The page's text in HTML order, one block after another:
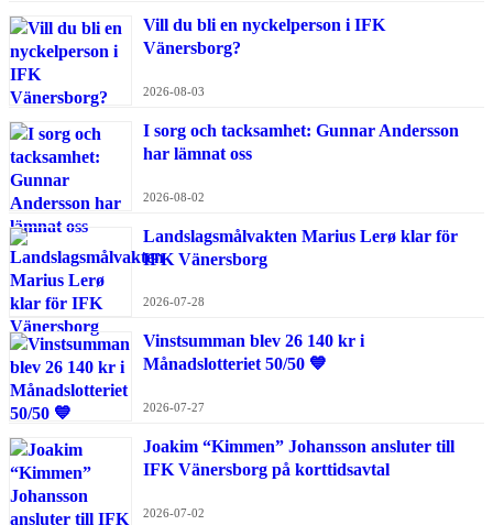
Vill du bli en nyckelperson i IFK
Vänersborg?
2026-08-03
I sorg och tacksamhet: Gunnar Andersson
har lämnat oss
2026-08-02
Landslagsmålvakten Marius Lerø klar för
IFK Vänersborg
2026-07-28
Vinstsumman blev 26 140 kr i
Månadslotteriet 50/50 💙
2026-07-27
Joakim “Kimmen” Johansson ansluter till
IFK Vänersborg på korttidsavtal
2026-07-02